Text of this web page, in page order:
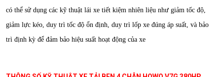
có thể sử dụng các kỹ thuật lái xe tiết kiệm nhiên liệu như giảm tốc độ,
giảm lực kéo, duy trì tốc độ ổn định, duy trì lốp xe đúng áp suất, và bảo
trì định kỳ để đảm bảo hiệu suất hoạt động của xe